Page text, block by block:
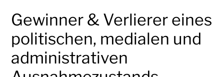
Gewinner & Verlierer eines
politischen, medialen und
administrativen